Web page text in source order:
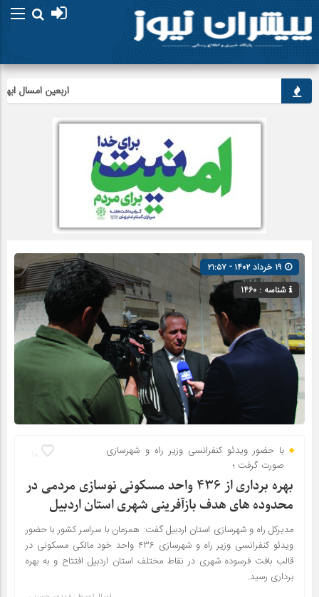
اربعین امسال ابهت
شناسه : 1460
10
با حضور ویدئو کنفرانسی وزیر راه و شهرسازی
صورت گرفت ؛
بهره برداری از ۴۳۶ واحد مسکونی نوسازی مردمی در
محدوده های هدف بازآفرینی شهری استان اردبیل
مدیرکل راه و شهرسازی استان اردبیل گفت: همزمان با سراسر کشور با حضور
ویدئو کنفرانسی وزیر راه و شهرسازی ۴۳۶ واحد خود مالکی مسکونی در
قالب بافت فرسوده شهری در نقاط مختلف استان اردبیل افتتاح و به بهره
برداری رسید.